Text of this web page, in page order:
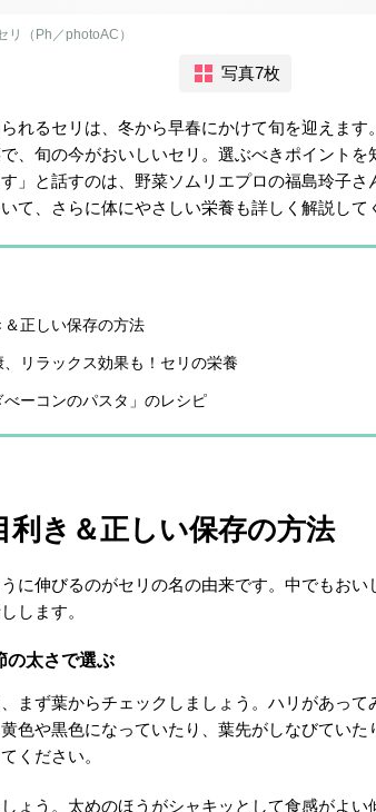
リ（Ph／photoAC）
写真7枚
れるセリは、冬から早春にかけて旬を迎えます
、旬の今がおいしいセリ。選ぶべきポイント
」と話すのは、野菜ソムリエプロの福島玲子
て、さらに体にやさしい栄養も詳しく解説して
＆正しい保存の方法
リラックス効果も！セリの栄養
べーコンのパスタ」のレシピ
利き＆正しい保存の方法
に伸びるのがセリの名の由来です。中でもおい
します。
の太さで選ぶ
まず葉からチェックしましょう。ハリがあっ
色や黒色になっていたり、葉先がしなびてい
ください。
ょう。太めのほうがシャキッとして食感がよい